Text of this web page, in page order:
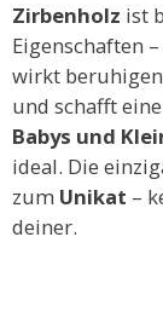
Zirbenholz ist
Eigenschaften
wirkt
und schafft
Babys und
ideal. Die
zum Unikat –
deiner.